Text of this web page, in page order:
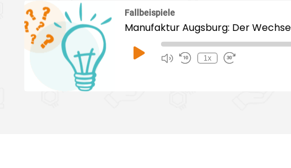
Fallbeispiele
Manufaktur Augsburg: Der
Play
1x